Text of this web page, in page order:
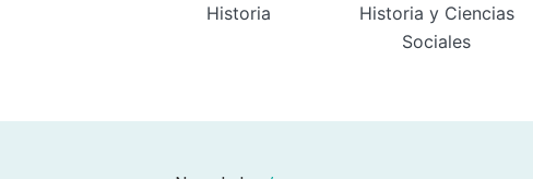
Historia
Historia y Ciencias
Sociales